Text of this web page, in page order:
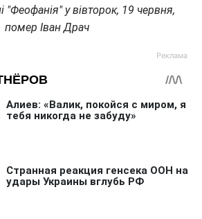
"Феофанія" у вівторок, 19 червня,
помер Іван Драч